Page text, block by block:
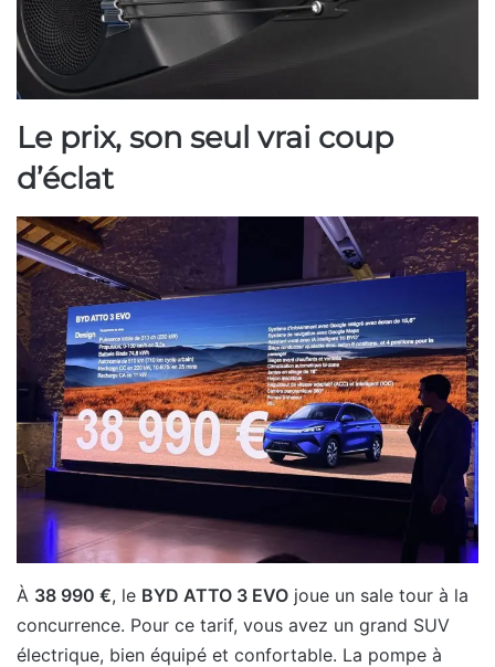
Le prix, son seul vrai coup
d’éclat
À 38 990 €, le BYD ATTO 3 EVO joue un sale tour à la
concurrence. Pour ce tarif, vous avez un grand SUV
électrique, bien équipé et confortable. La pompe à